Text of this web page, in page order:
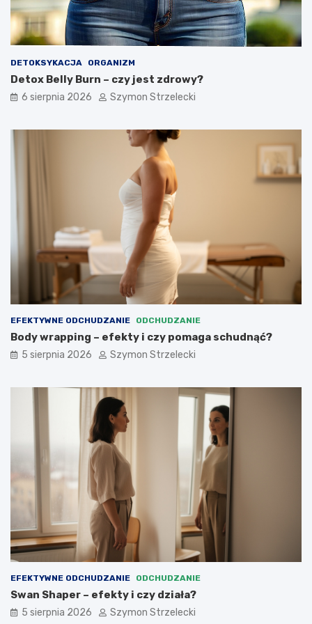
z
y
c
y
n
y
DETOKSYKACJA ORGANIZM
Detox Belly Burn – czy jest zdrowy?
6 sierpnia 2026 Szymon Strzelecki
EFEKTYWNE ODCHUDZANIE ODCHUDZANIE
Body wrapping – efekty i czy pomaga schudnąć?
5 sierpnia 2026 Szymon Strzelecki
EFEKTYWNE ODCHUDZANIE ODCHUDZANIE
Swan Shaper – efekty i czy działa?
5 sierpnia 2026 Szymon Strzelecki